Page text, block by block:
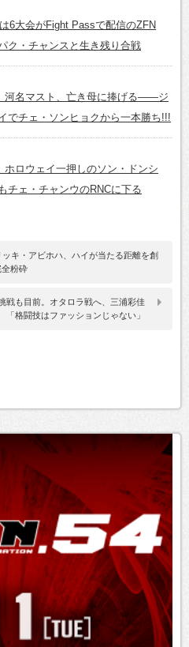
は6大会がFight Passで配信のZFN
ク・チャンスと生き残り合戦
河名マスト、亡き母に捧げる――ジ
でチェ・ソンヒョクから一本勝ち!!!
ホロウェイ一押しのソン・ドンシ
チェ・チャンウのRNCに下る
ッキ・アビホハ、ハイが当たる距離を創
粉砕
戦も目前。オタロラ戦へ、三浦彩佳
「格闘技はファッションじゃない」